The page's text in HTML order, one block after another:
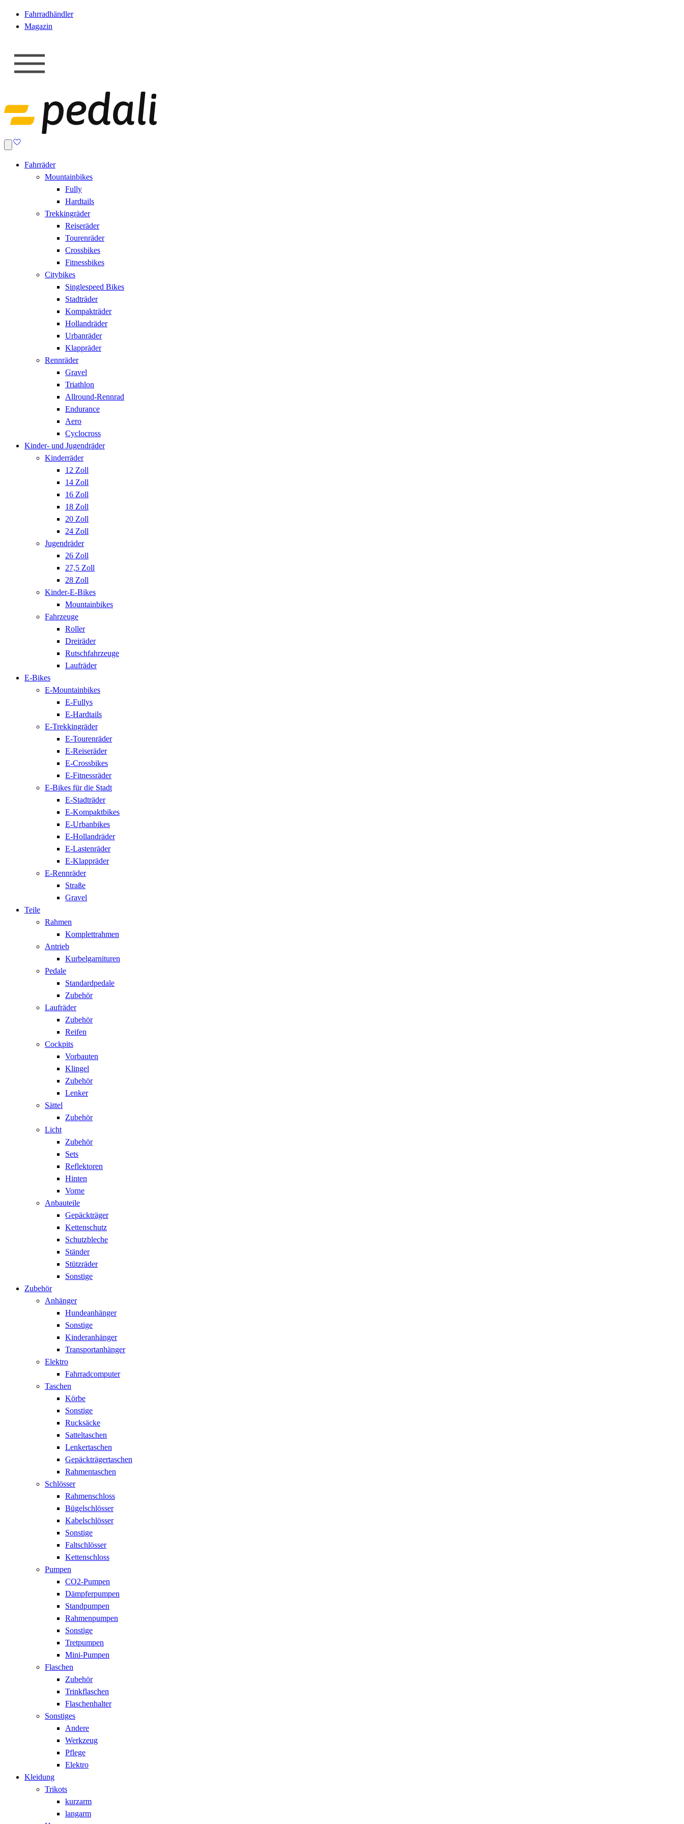
Fahrradhändler
Magazin
Fahrräder
Mountainbikes
Fully
Hardtails
Trekkingräder
Reiseräder
Tourenräder
Crossbikes
Fitnessbikes
Citybikes
Singlespeed Bikes
Stadträder
Kompakträder
Hollandräder
Urbanräder
Klappräder
Rennräder
Gravel
Triathlon
Allround-Rennrad
Endurance
Aero
Cyclocross
Kinder- und Jugendräder
Kinderräder
12 Zoll
14 Zoll
16 Zoll
18 Zoll
20 Zoll
24 Zoll
Jugendräder
26 Zoll
27,5 Zoll
28 Zoll
Kinder-E-Bikes
Mountainbikes
Fahrzeuge
Roller
Dreiräder
Rutschfahrzeuge
Laufräder
E-Bikes
E-Mountainbikes
E-Fullys
E-Hardtails
E-Trekkingräder
E-Tourenräder
E-Reiseräder
E-Crossbikes
E-Fitnessräder
E-Bikes für die Stadt
E-Stadträder
E-Kompaktbikes
E-Urbanbikes
E-Hollandräder
E-Lastenräder
E-Klappräder
E-Rennräder
Straße
Gravel
Teile
Rahmen
Komplettrahmen
Antrieb
Kurbelgarnituren
Pedale
Standardpedale
Zubehör
Laufräder
Zubehör
Reifen
Cockpits
Vorbauten
Klingel
Zubehör
Lenker
Sättel
Zubehör
Licht
Zubehör
Sets
Reflektoren
Hinten
Vorne
Anbauteile
Gepäckträger
Kettenschutz
Schutzbleche
Ständer
Stützräder
Sonstige
Zubehör
Anhänger
Hundeanhänger
Sonstige
Kinderanhänger
Transportanhänger
Elektro
Fahrradcomputer
Taschen
Körbe
Sonstige
Rucksäcke
Satteltaschen
Lenkertaschen
Gepäckträgertaschen
Rahmentaschen
Schlösser
Rahmenschloss
Bügelschlösser
Kabelschlösser
Sonstige
Faltschlösser
Kettenschloss
Pumpen
CO2-Pumpen
Dämpferpumpen
Standpumpen
Rahmenpumpen
Sonstige
Tretpumpen
Mini-Pumpen
Flaschen
Zubehör
Trinkflaschen
Flaschenhalter
Sonstiges
Andere
Werkzeug
Pflege
Elektro
Kleidung
Trikots
kurzarm
langarm